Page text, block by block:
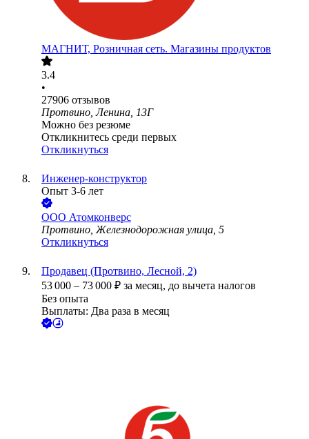
МАГНИТ, Розничная сеть. Магазины продуктов
3.4
•
27906 отзывов
Протвино, Ленина, 13Г
Можно без резюме
Откликнитесь среди первых
Откликнуться
Инженер-конструктор
Опыт 3-6 лет
ООО Атомконверс
Протвино, Железнодорожная улица, 5
Откликнуться
Продавец (Протвино, Лесной, 2)
53 000 – 73 000 ₽ за месяц, до вычета налогов
Без опыта
Выплаты: Два раза в месяц